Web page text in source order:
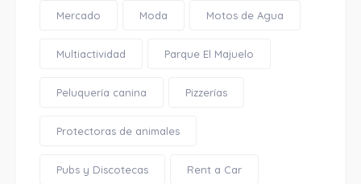
Mercado Moda Motos de Agua
Multiactividad Parque El Majuelo
Peluquería canina Pizzerías
Protectoras de animales
Pubs y Discotecas Rent a Car